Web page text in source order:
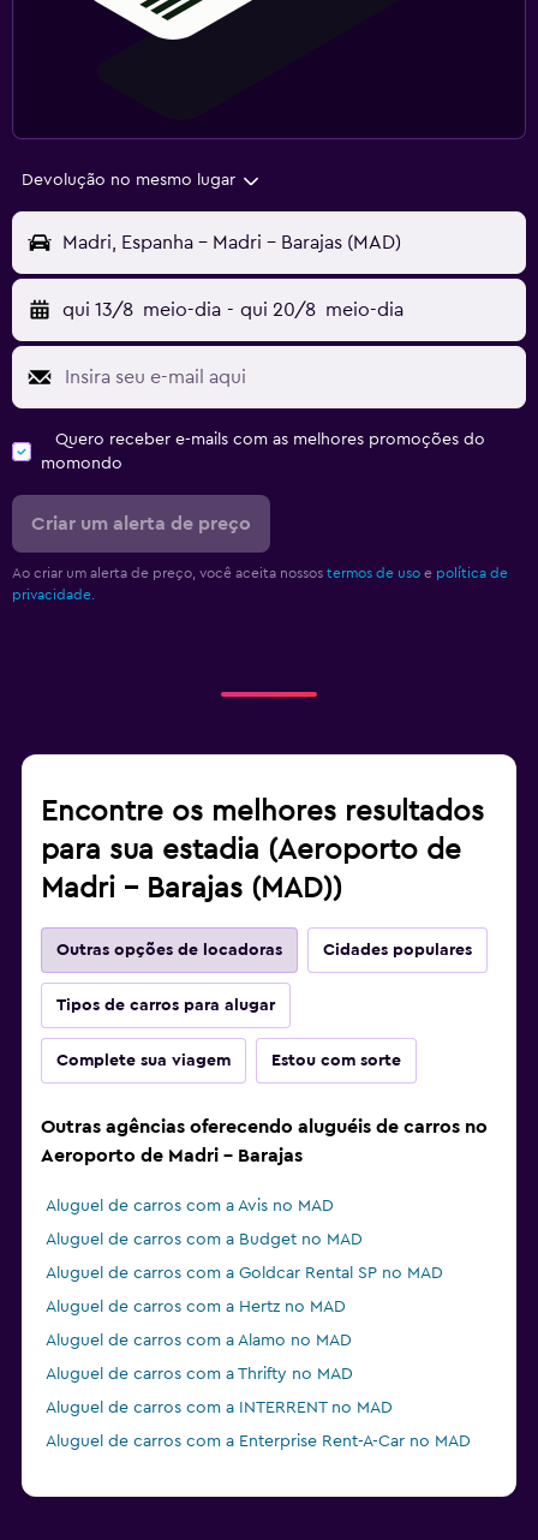
Devolução no mesmo lugar
Madri, Espanha - Madri - Barajas (MAD)
qui 13/8 meio-dia - qui 20/8 meio-dia
Quero receber e-mails com as melhores promoções do
momondo
Criar um alerta de preço
Ao criar um alerta de preço, você aceita nossos termos de uso e política de
privacidade.
Encontre os melhores resultados
para sua estadia (Aeroporto de
Madri - Barajas (MAD))
Outras opções de locadoras Cidades populares
Tipos de carros para alugar
Complete sua viagem Estou com sorte
Outras agências oferecendo aluguéis de carros no
Aeroporto de Madri - Barajas
Aluguel de carros com a Avis no MAD
Aluguel de carros com a Budget no MAD
Aluguel de carros com a Goldcar Rental SP no MAD
Aluguel de carros com a Hertz no MAD
Aluguel de carros com a Alamo no MAD
Aluguel de carros com a Thrifty no MAD
Aluguel de carros com a INTERRENT no MAD
Aluguel de carros com a Enterprise Rent-A-Car no MAD